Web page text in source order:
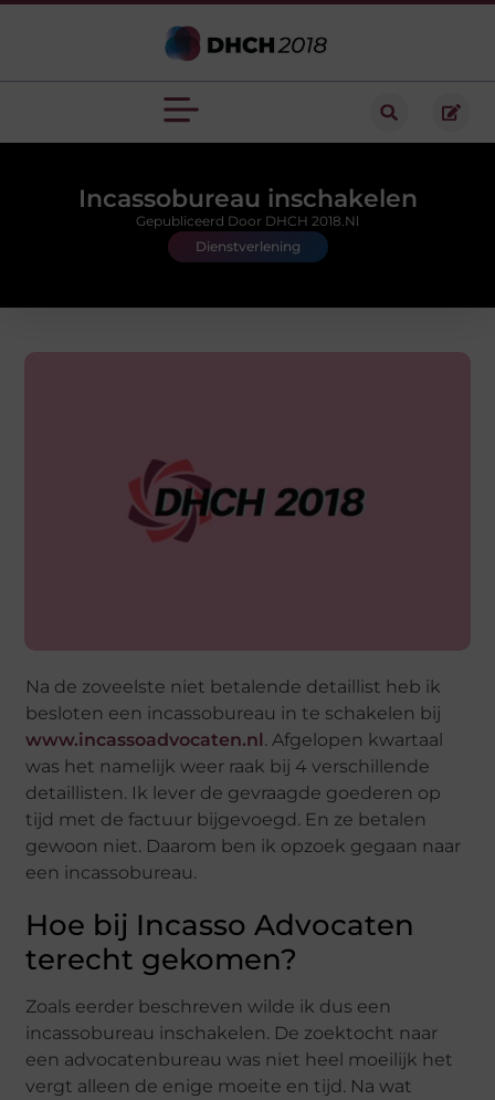
Incassobureau inschakelen
Dienstverlening
Gepubliceerd Door DHCH 2018.nl
Na de zoveelste niet betalende detaillist heb ik
besloten een incassobureau in te schakelen bij
www.incassoadvocaten.nl. Afgelopen kwartaal
was het namelijk weer raak bij 4 verschillende
detaillisten. Ik lever de gevraagde goederen op
tijd met de factuur bijgevoegd. En ze betalen
gewoon niet. Daarom ben ik opzoek gegaan naar
een incassobureau.
Hoe bij Incasso Advocaten
terecht gekomen?
Zoals eerder beschreven wilde ik dus een
incassobureau inschakelen. De zoektocht naar
een advocatenbureau was niet heel moeilijk het
vergt alleen de enige moeite en tijd. Na wat